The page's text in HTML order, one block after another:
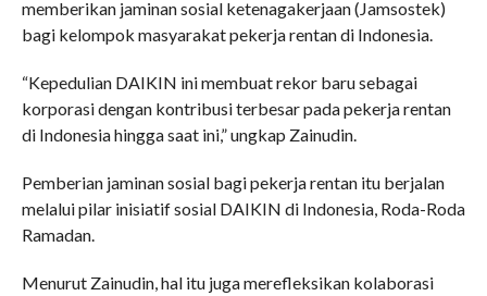
memberikan jaminan sosial ketenagakerjaan (Jamsostek)
bagi kelompok masyarakat pekerja rentan di Indonesia.
“Kepedulian DAIKIN ini membuat rekor baru sebagai
korporasi dengan kontribusi terbesar pada pekerja rentan
di Indonesia hingga saat ini,” ungkap Zainudin.
Pemberian jaminan sosial bagi pekerja rentan itu berjalan
melalui pilar inisiatif sosial DAIKIN di Indonesia, Roda-Roda
Ramadan.
Menurut Zainudin, hal itu juga merefleksikan kolaborasi